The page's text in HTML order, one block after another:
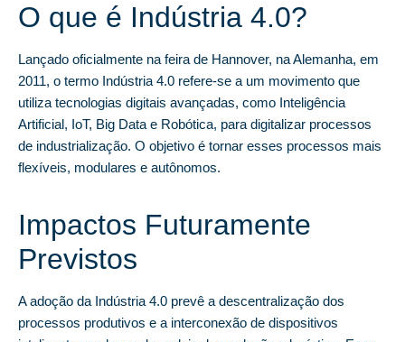
O que é Indústria 4.0?
Lançado oficialmente na feira de Hannover, na Alemanha, em
2011, o termo Indústria 4.0 refere-se a um movimento que
utiliza tecnologias digitais avançadas, como Inteligência
Artificial, IoT, Big Data e Robótica, para digitalizar processos
de industrialização. O objetivo é tornar esses processos mais
flexíveis, modulares e autônomos.
Impactos Futuramente
Previstos
A adoção da Indústria 4.0 prevê a descentralização dos
processos produtivos e a interconexão de dispositivos